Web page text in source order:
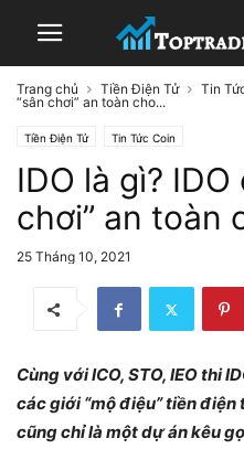
Trang chủ Tiền Điện Tử Tin
“sân chơi” an toàn cho...
Tiền Điện Tử Tin Tức Coin
IDO là gì?
chơi” an toàn
25 Tháng 10, 2021
Cùng với ICO, STO, IEO thi
các giới “mộ điệu” tiền điện
cũng chỉ là một dự án kêu